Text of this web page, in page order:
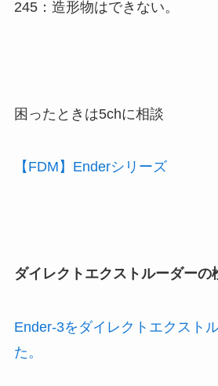
245：造形物はできない。
困ったときは5chに相談
【FDM】Enderシリーズ
ダイレクトエクストルーダーの
Ender-3をダイレクトエクスト
た。